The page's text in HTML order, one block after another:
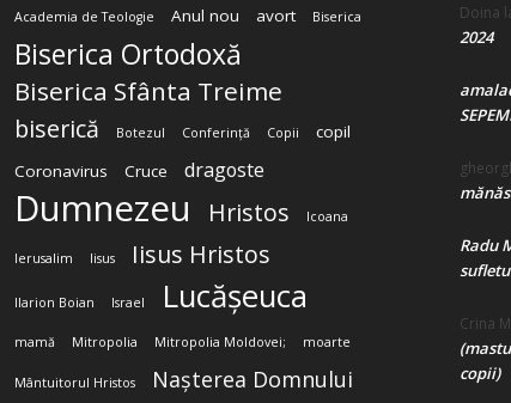
Academia de Teologie Anul nou avort Biserica
Biserica Ortodoxă
Biserica Sfânta Treime
biserică Botezul Conferință Copii
copil
Coronavirus
Cruce dragoste
Dumnezeu Hristos Icoana
Ierusalim Iisus Iisus Hristos
Ilarion Boian Israel Lucășeuca
mamă Mitropolia Mitropolia Moldovei; moarte
Mântuitorul Hristos Nașterea Domnului
Doina
2024
Radu
Crina
copii)